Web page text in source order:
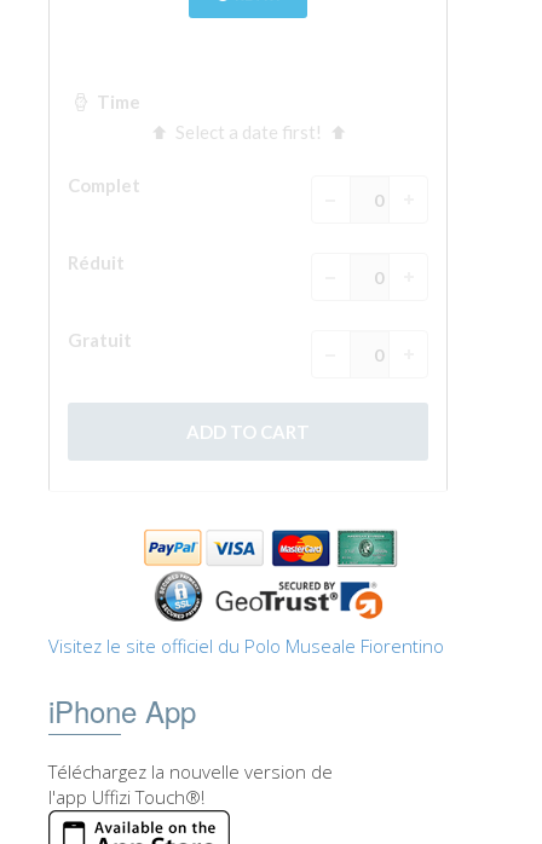
Visitez le site officiel du Polo Museale Fiorentino
iPhone App
Téléchargez la nouvelle version de
l'app Uffizi Touch®!